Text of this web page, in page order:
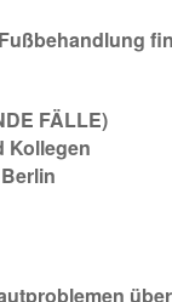
FÄLLE)
Kollegen